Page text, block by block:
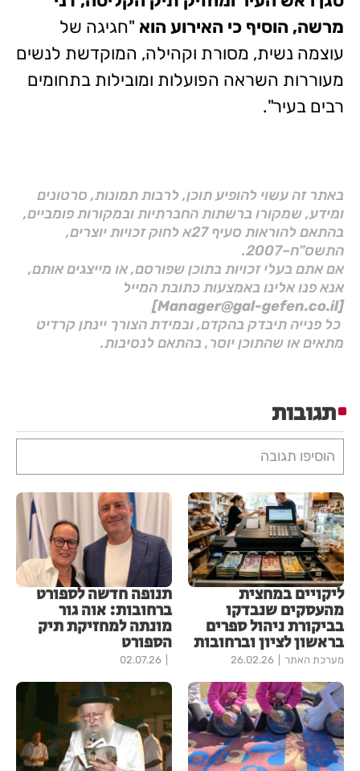
מרשה, הוסיף כי האירוע הוא "חגיגה של
עוצמה נשית, מסורת וקהילה, המוקדשת לנשים
מעוררות השראה הפועלות ומובילות בתחומים
רבים בעיר".
באתר זה עשוי להופיע תוכן, לרבות תמונות, סרטונים
ומידע, שמקורו ברשתות החברתיות ובמקורות פומביים,
בהתאם להוראות סעיף 27א לחוק זכויות יוצרים,
התשס"ח–2007.
אם אתם בעלי זכויות בתוכן שפורסם, או מייצגים אותם,
אנא פנו אלינו באמצעות כתובת המייל
[Manager@gal-gefen.co.il]
כל פנייה תיבדק בהקדם, ובמידת הצורך יינתן קרדיט
מתאים או שהתוכן יוסר, בהתאם לנסיבות.
תגובות
הוסיפו תגובה
ליקויים במחצית
מהעסקים שנבדקו
בביקורת ניהול ספרים
בראשון לציון וברחובות
מערכת האתר 26.02.26
תנופה חדשה לספורט
ברחובות: אוה גור
מונתה למחזיקת תיק
הספורט
02.07.26